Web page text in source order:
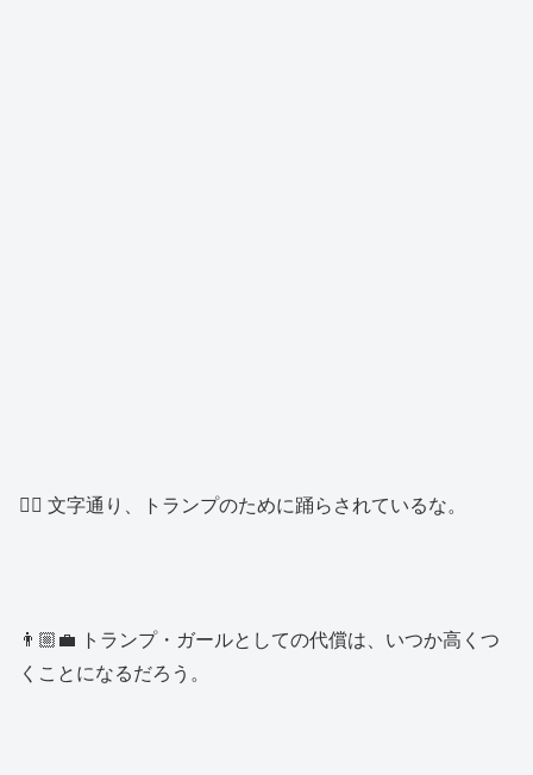
👱‍♂️ 文字通り、トランプのために踊らされているな。
👨🏼‍💼 トランプ・ガールとしての代償は、いつか高くつ
くことになるだろう。